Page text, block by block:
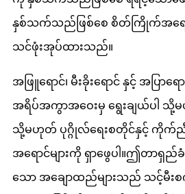
နှစ်သက်သည်ဖြစ်စေ စိတ်ကြိုက်အရော
သင်ဖုံးအုပ်ထားသည်။
အဖြူရောင်၊ မီးခိုးရောင် နှင့် အပြာရ
အရိပ်အကွာအဝေးမှ ရွေးချယ်ပါ
သို့မဟုတ် ပုဂ္ဂိုလ်ရေးစတိုင်နှင့် ကိုက်ညီ
အရောင်များကို ရှာဖွေပါ။ဤတာရှည်
သော အချောထည်များသည် သင့်မီးစ